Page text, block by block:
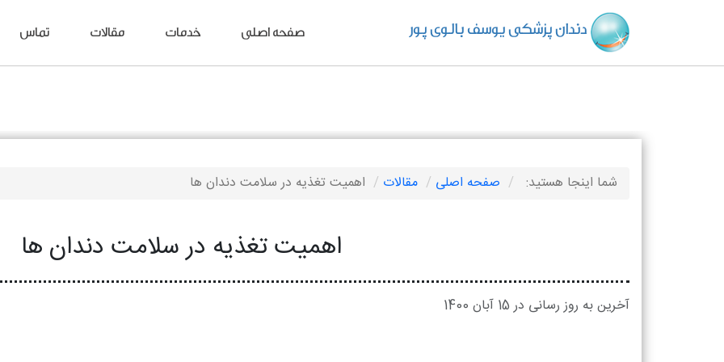
دندان پزشکی یوسف بالوی پور صفحه اصلی خدمات مقالات تماس
شما اینجا هستید: صفحه اصلی مقالات اهمیت تغذیه در سلامت دندان‌ ها
اهمیت تغذیه در سلامت دندان‌ ها
آخرین به روز رسانی در 15 آبان 1400